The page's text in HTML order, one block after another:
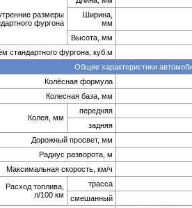
размеры
фургона
Ширина,
мм
Высота, мм
стандартного фургона, куб.м
Общие характеристики
Колёсная формула
Колесная база, мм
Колея, мм
передняя
задняя
Дорожный просвет, мм
Радиус разворота, м
Максимальная скорость, км/ч
Расход топлива,
л/100 км
трасса
смешанный